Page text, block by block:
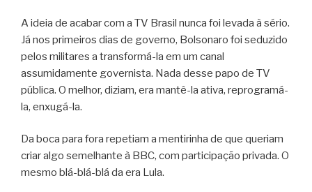
A ideia de acabar com a TV Brasil nunca foi levada à sério.
Já nos primeiros dias de governo, Bolsonaro foi seduzido
pelos militares a transformá-la em um canal
assumidamente governista. Nada desse papo de TV
pública. O melhor, diziam, era mantê-la ativa, reprogramá-
la, enxugá-la.
Da boca para fora repetiam a mentirinha de que queriam
criar algo semelhante à BBC, com participação privada. O
mesmo blá-blá-blá da era Lula.